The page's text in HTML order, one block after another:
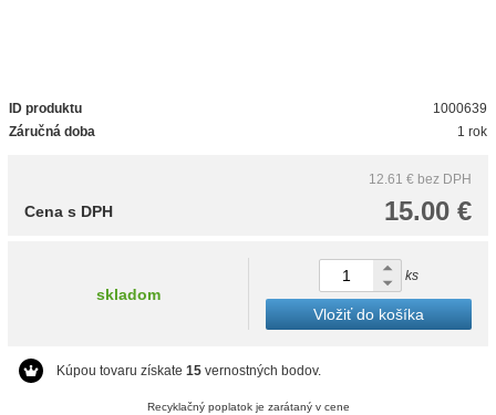
ID produktu
1000639
Záručná doba
1 rok
12.61 € bez DPH
15.00 €
Cena s DPH
skladom
ks
Vložiť do košíka
Kúpou tovaru získate 15 vernostných bodov.
Recyklačný poplatok je zarátaný v cene